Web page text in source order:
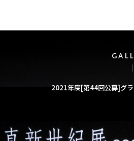
GA L L
2021年度[第44回公募]グラ